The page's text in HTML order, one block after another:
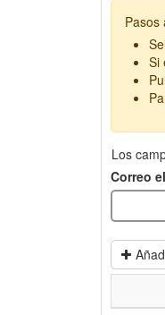
Pasos
Si
Los
Correo